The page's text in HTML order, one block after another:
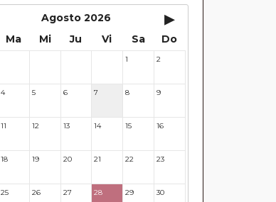
Agosto 2026
▸
Ma Mi Ju Vi Sa Do
1 2
4 5 6 7 8 9
11 12 13 14 15 16
18 19 20 21 22 23
25 26 27 28 29 30